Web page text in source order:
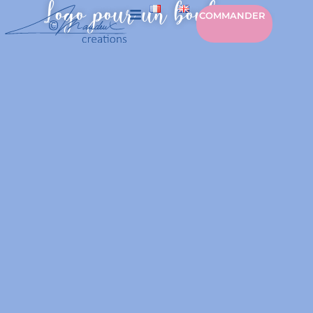
COMMANDER
Logo pour un boulanger